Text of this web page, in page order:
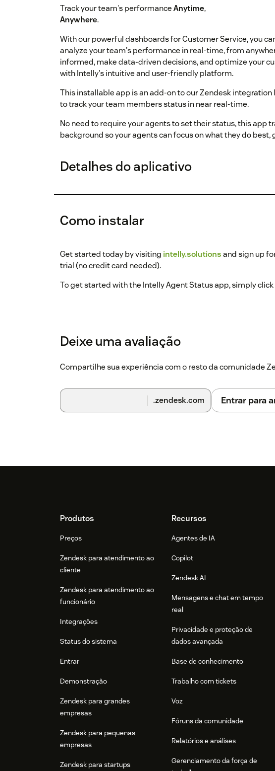
Track your team's performanceAnytime,
Anywhere.
With our powerful dashboards for Customer Service, you
analyze your team's performance in real-time, from
informed, make data-driven decisions, and optimize your
with Intelly's intuitive and user-friendly platform.
This installable app is an add-on to our Zendesk
to track your team members status in near real-time.
No need to require your agents to set their status, this app
background so your agents can focus on what they do
Detalhes do aplicativo
Como instalar
Get started today by visiting intelly.solutionsand sign up
trial (no credit card needed).
To get started with the Intelly Agent Status app, simply
Deixe uma avaliação
Compartilhe sua experiência com o resto da comunidade
.zendesk.com Entrar para
FooterProdutos
Preços
Zendesk para atendimento ao
cliente
Zendesk para atendimento ao
funcionário
Integrações
Status do sistema
Entrar
Demonstração
Zendesk para grandes
empresas
Zendesk para pequenas
empresas
Zendesk para startups
Recursos
Agentes de IA
Copilot
Zendesk AI
Mensagens e chat em tempo
real
Privacidade e proteção de
dados avançada
Base de conhecimento
Trabalho com tickets
Voz
Fóruns da comunidade
Relatórios e análises
Gerenciamento da força de